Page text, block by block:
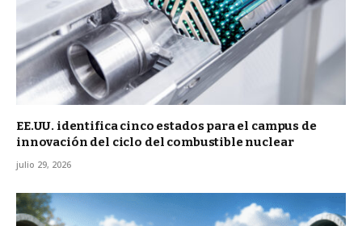
EE.UU. identifica cinco estados para el campus de
innovación del ciclo del combustible nuclear
julio 29, 2026